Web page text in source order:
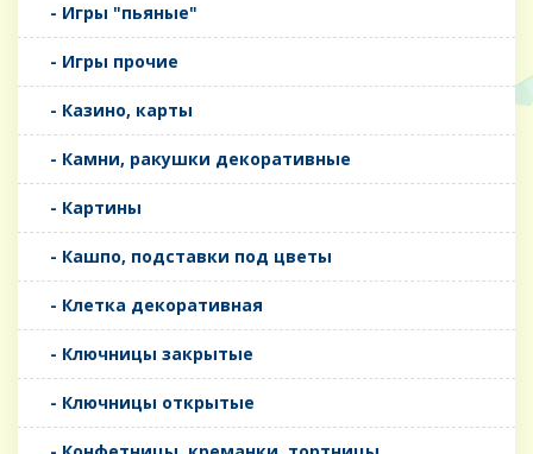
- Игры "пьяные"
- Игры прочие
- Казино, карты
- Камни, ракушки декоративные
- Картины
- Кашпо, подставки под цветы
- Клетка декоративная
- Ключницы закрытые
- Ключницы открытые